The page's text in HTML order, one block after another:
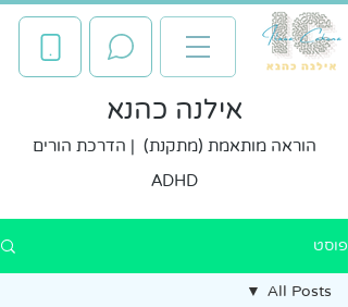
אילנה כהנא
הוראה מותאמת (מתקנת) | הדרכת הורים
ADHD
פוסט
All Posts